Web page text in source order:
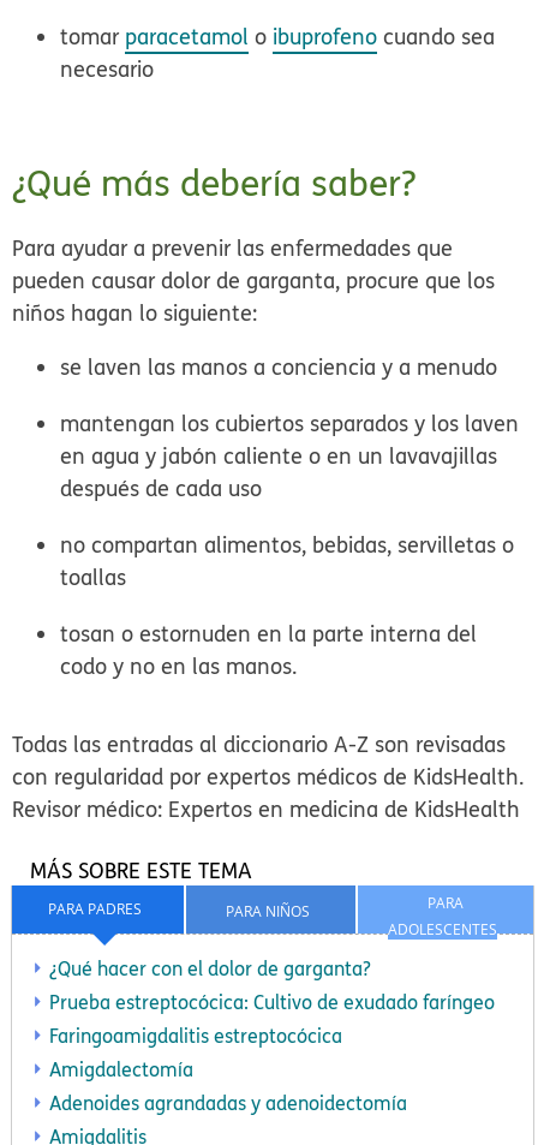
tomar paracetamol o ibuprofeno cuando sea
necesario
¿Qué más debería saber?
Para ayudar a prevenir las enfermedades que
pueden causar dolor de garganta, procure que los
niños hagan lo siguiente:
se laven las manos a conciencia y a menudo
mantengan los cubiertos separados y los laven
en agua y jabón caliente o en un lavavajillas
después de cada uso
no compartan alimentos, bebidas, servilletas o
toallas
tosan o estornuden en la parte interna del
codo y no en las manos.
Todas las entradas al diccionario A-Z son revisadas
con regularidad por expertos médicos de KidsHealth.
Revisor médico: Expertos en medicina de KidsHealth
PARA
ADOLESCENTES
PARA NIÑOS
PARA PADRES
MÁS SOBRE ESTE TEMA
¿Qué hacer con el dolor de garganta?
Prueba estreptocócica: Cultivo de exudado faríngeo
Faringoamigdalitis estreptocócica
Amigdalectomía
Adenoides agrandadas y adenoidectomía
Amigdalitis